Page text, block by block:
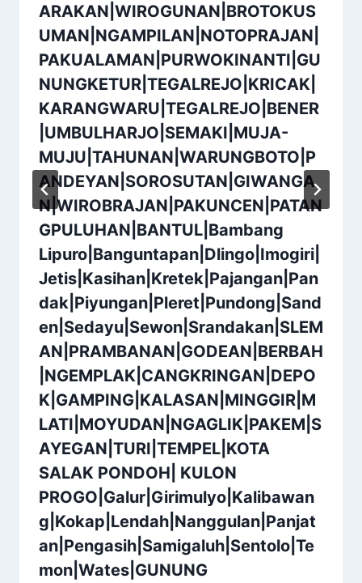
ARAKAN|WIROGUNAN|BROTOKUS
UMAN|NGAMPILAN|NOTOPRAJAN|
PAKUALAMAN|PURWOKINANTI|GU
NUNGKETUR|TEGALREJO|KRICAK|
KARANGWARU|TEGALREJO|BENER
|UMBULHARJO|SEMAKI|MUJA-
MUJU|TAHUNAN|WARUNGBOTO|P
ANDEYAN|SOROSUTAN|GIWANGA
N|WIROBRAJAN|PAKUNCEN|PATAN
GPULUHAN|BANTUL|Bambang
Lipuro|Banguntapan|Dlingo|Imogiri|
Jetis|Kasihan|Kretek|Pajangan|Pan
dak|Piyungan|Pleret|Pundong|Sand
en|Sedayu|Sewon|Srandakan|SLEM
AN|PRAMBANAN|GODEAN|BERBAH
|NGEMPLAK|CANGKRINGAN|DEPO
K|GAMPING|KALASAN|MINGGIR|M
LATI|MOYUDAN|NGAGLIK|PAKEM|S
AYEGAN|TURI|TEMPEL|KOTA
SALAK PONDOH| KULON
PROGO|Galur|Girimulyo|Kalibawan
g|Kokap|Lendah|Nanggulan|Panjat
an|Pengasih|Samigaluh|Sentolo|Te
mon|Wates|GUNUNG